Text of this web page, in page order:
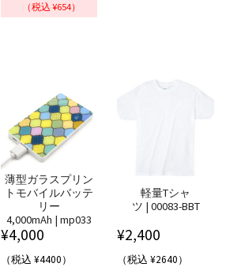
（税込 ¥654）
薄型ガラスプリン
トモバイルバッテ
リー
4,000mAh | mp033
¥4,000
（税込 ¥4400）
軽量Tシャ
ツ | 00083-BBT
¥2,400
（税込 ¥2640）